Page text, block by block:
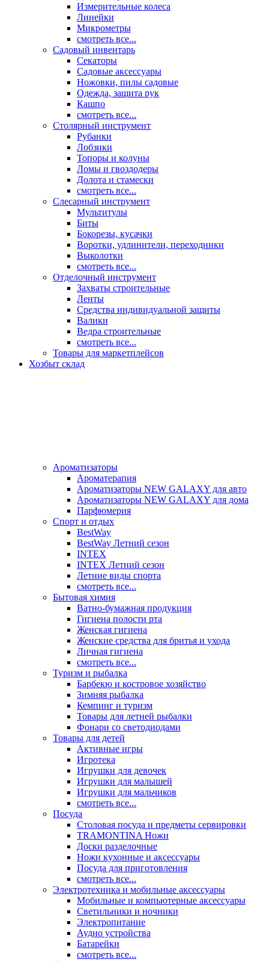
Измерительные колеса
Линейки
Микрометры
смотреть все...
Садовый инвентарь
Секаторы
Садовые аксессуары
Ножовки, пилы садовые
Одежда, защита рук
Кашпо
смотреть все...
Столярный инструмент
Рубанки
Лобзики
Топоры и колуны
Ломы и гвоздодеры
Долота и стамески
смотреть все...
Слесарный инструмент
Мультитулы
Биты
Бокорезы, кусачки
Воротки, удлинители, переходники
Выколотки
смотреть все...
Отделочный инструмент
Захваты строительные
Ленты
Средства индивидуальной защиты
Валики
Ведра строительные
смотреть все...
Товары для маркетплейсов
Хозбыт склад
Ароматизаторы
Ароматерапия
Ароматизаторы NEW GALAXY для авто
Ароматизаторы NEW GALAXY для дома
Парфюмерия
Спорт и отдых
BestWay
BestWay Летний сезон
INTEX
INTEX Летний сезон
Летние виды спорта
смотреть все...
Бытовая химия
Ватно-бумажная продукция
Гигиена полости рта
Женская гигиена
Женские средства для бритья и ухода
Личная гигиена
смотреть все...
Туризм и рыбалка
Барбекю и костровое хозяйство
Зимняя рыбалка
Кемпинг и туризм
Товары для летней рыбалки
Фонари со светодиодами
Товары для детей
Активные игры
Игротека
Игрушки для девочек
Игрушки для малышей
Игрушки для мальчиков
смотреть все...
Посуда
Столовая посуда и предметы сервировки
TRAMONTINA Ножи
Доски разделочные
Ножи кухонные и аксессуары
Посуда для приготовления
смотреть все...
Электротехника и мобильные аксессуары
Мобильные и компьютерные аксессуары
Светильники и ночники
Электропитание
Аудио устройства
Батарейки
смотреть все...